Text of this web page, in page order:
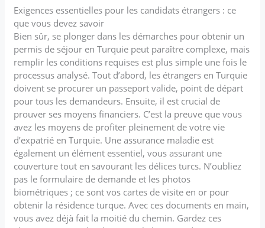
Exigences essentielles pour les candidats étrangers : ce
que vous devez savoir
Bien sûr, se plonger dans les démarches pour obtenir un
permis de séjour en Turquie peut paraître complexe, mais
remplir les conditions requises est plus simple une fois le
processus analysé. Tout d’abord, les étrangers en Turquie
doivent se procurer un passeport valide, point de départ
pour tous les demandeurs. Ensuite, il est crucial de
prouver ses moyens financiers. C’est la preuve que vous
avez les moyens de profiter pleinement de votre vie
d’expatrié en Turquie. Une assurance maladie est
également un élément essentiel, vous assurant une
couverture tout en savourant les délices turcs. N’oubliez
pas le formulaire de demande et les photos
biométriques ; ce sont vos cartes de visite en or pour
obtenir la résidence turque. Avec ces documents en main,
vous avez déjà fait la moitié du chemin. Gardez ces